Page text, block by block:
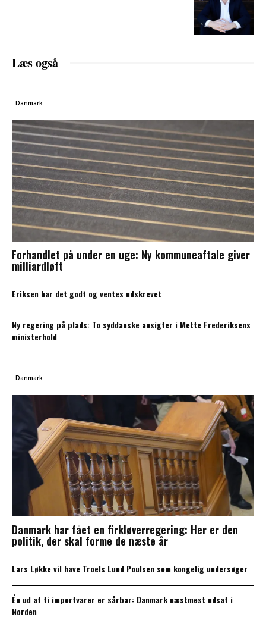
Læs også
Danmark
Forhandlet på under en uge: Ny kommuneaftale giver
milliardløft
Eriksen har det godt og ventes udskrevet
Ny regering på plads: To syddanske ansigter i Mette Frederiksens
ministerhold
Danmark
Danmark har fået en firkløverregering: Her er den
politik, der skal forme de næste år
Lars Løkke vil have Troels Lund Poulsen som kongelig undersøger
Én ud af ti importvarer er sårbar: Danmark næstmest udsat i
Norden